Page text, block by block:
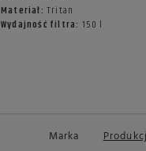
Materiał: Tritan
Wydajność filtra: 150 l
Marka